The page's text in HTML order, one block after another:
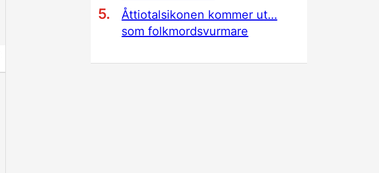
Åttiotalsikonen kommer ut…
som folkmordsvurmare